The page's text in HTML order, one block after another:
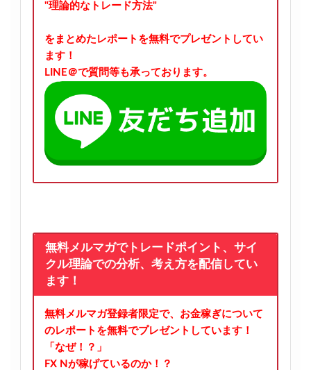
"理論的なトレード方法"
をまとめたレポートを無料でプレゼントしてい
ます！
LINE＠で質問等も承っております。
無料メルマガでトレードポイント、サイ
クル理論での分析、考え方を配信してい
ます！
無料メルマガ登録者限定で、お金稼ぎについて
のレポートを無料でプレゼントしています！
「なぜ！？」
FX Nが稼げているのか！？